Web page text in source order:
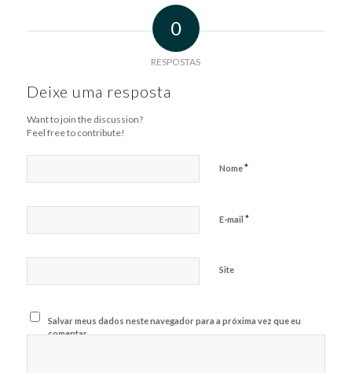
0
RESPOSTAS
Deixe uma resposta
Want to join the discussion?
Feel free to contribute!
Nome*
E-mail *
Site
Salvar meus dados neste navegador para a próxima vez que eu
comentar.